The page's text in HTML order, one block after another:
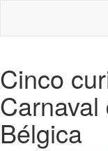
Cinco
Bélgica